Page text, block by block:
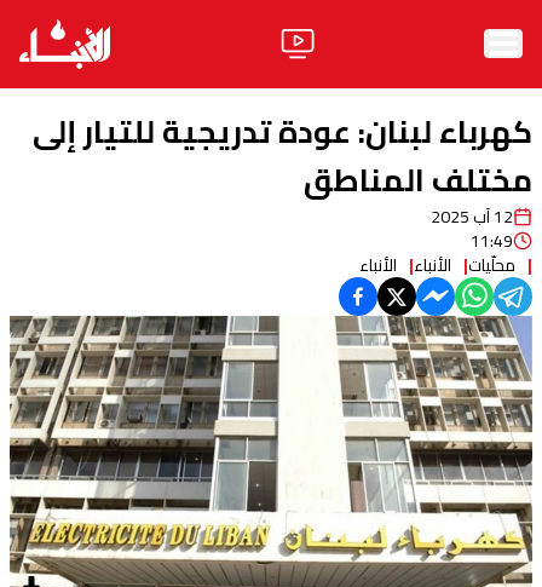
الأخبار
ثقافة ومجتمع
آراء
فيديو
مواقف
وليد جنبلاطالحزب
ابحث
كهرباء لبنان: عودة تدريجية للتيار إلى
مختلف المناطق
12 آب 2025
11:49
محلّيات الأنباء الأنباء